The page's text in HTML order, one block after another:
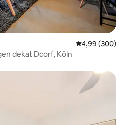
Nilai rata-rata
4,99 (300)
dekat Ddorf, Köln